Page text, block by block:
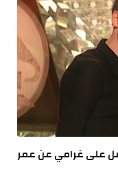
على غرامي عن عمر